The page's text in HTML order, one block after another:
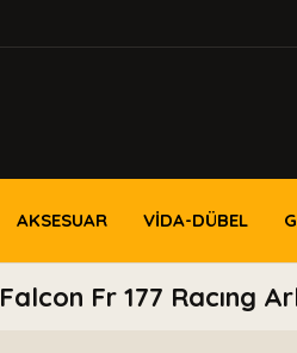
AKSESUAR VİDA-DÜBEL
Falcon Fr 177 Racıng